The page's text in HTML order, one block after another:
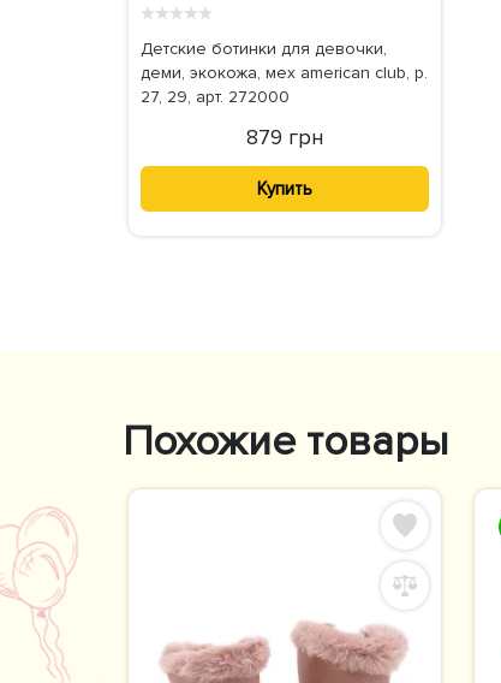
★★★★★
Детские ботинки для девочки,
деми, экокожа, мех american club, р.
27, 29, арт. 272000
879 грн
Купить
Похожие товары